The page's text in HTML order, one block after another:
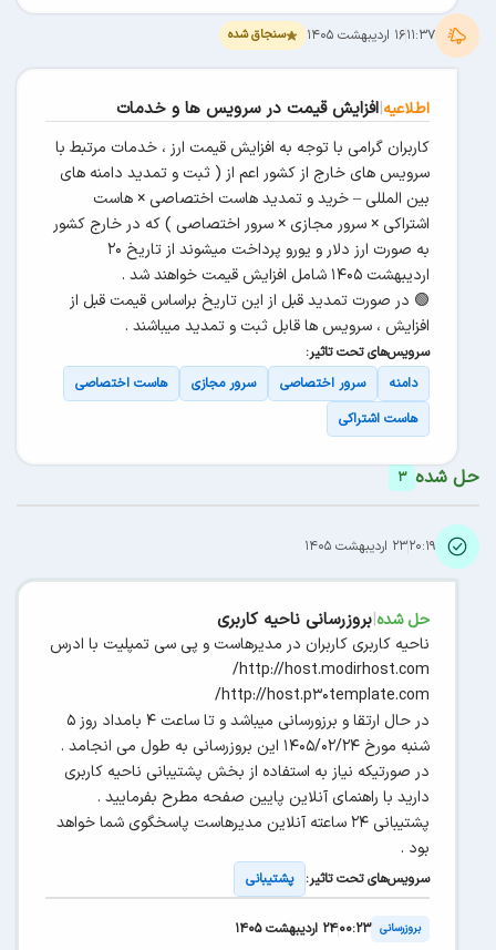
۱۱:۳۷۱۶ اردیبهشت ۱۴۰۵ سنجاق شده
اطلاعیه|افزایش قیمت در سرویس ها و خدمات
کاربران گرامی با توجه به افزایش قیمت ارز ، خدمات مرتبط با
سرویس های خارج از کشور اعم از ( ثبت و تمدید دامنه های
بین المللی – خرید و تمدید هاست اختصاصی × هاست
اشتراکی × سرور مجازی × سرور اختصاصی ) که در خارج کشور
به صورت ارز دلار و یورو پرداخت میشوند از تاریخ ۲۰
اردیبهشت ۱۴۰۵ شامل افزایش قیمت خواهند شد .
🟢 در صورت تمدید قبل از این تاریخ براساس قیمت قبل از
افزایش ، سرویس ها قابل ثبت و تمدید میباشند .
سرویس‌های تحت تاثیر:
دامنه
سرور اختصاصی سرور مجازی
هاست اختصاصی
هاست اشتراکی
حل شده 3
۲۰:۱۹۲۳ اردیبهشت ۱۴۰۵
حل شده|بروزرسانی ناحیه کاربری
ناحیه کاربری کاربران در مدیرهاست و پی سی تمپلیت با ادرس
http://host.modirhost.com/
http://host.p30template.com/
در حال ارتقا و برزورسانی میباشد و تا ساعت ۴ بامداد روز 5
شنبه مورخ 1405/02/24 این بروزرسانی به طول می انجامد .
در صورتیکه نیاز به استفاده از بخش پشتیبانی ناحیه کاربری
دارید با راهنمای آنلاین پایین صفحه مطرح بفرمایید .
پشتیبانی ۲۴ ساعته آنلاین مدیرهاست پاسخگوی شما خواهد
بود .
سرویس‌های تحت تاثیر: پشتیبانی
بروزرسانی ۰۰:۲۳۲۴ اردیبهشت ۱۴۰۵